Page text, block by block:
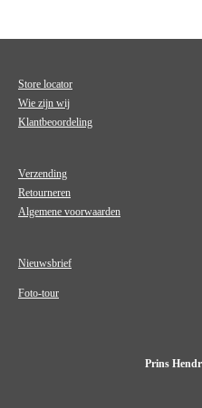
Store locator
Wie zijn wij
Klantbeoordeling
Verzending
Retourneren
Algemene voorwaarden
Nieuwsbrief
Foto-tour
Prins